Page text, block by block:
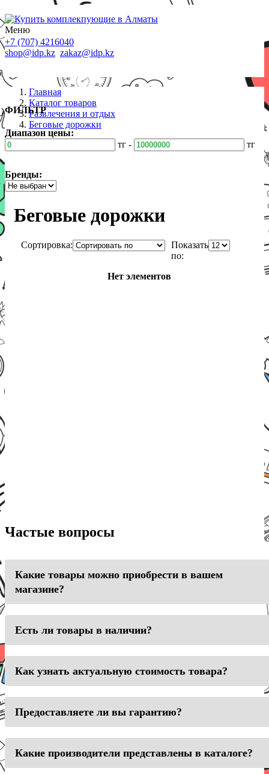
Меню
+7 (707) 4216040
shop@idp.kz zakaz@idp.kz
Главная
Каталог товаров
Развлечения и отдых
Беговые дорожки
ФИЛЬТР
Диапазон цены:
тг -
тг
Бренды:
Беговые дорожки
Сортировка:
Показать
по:
Нет элементов
Частые вопросы
Какие товары можно приобрести в вашем
магазине?
Есть ли товары в наличии?
Как узнать актуальную стоимость товара?
Предоставляете ли вы гарантию?
Какие производители представлены в каталоге?